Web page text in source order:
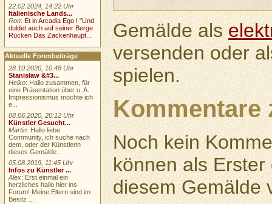
Gemälde als
versenden oder
spielen.
Kommentare
Noch kein
können als
diesem Gemälde
22.02.2024, 14:22 Uhr
Italienische Lands...
Ron:Et in Arcadia Ego ! "Und
duldet auch auf seiner Berge
Rücken Das Zackenhaupt...
Aktuelle Forenbeiträge
28.10.2020, 10:48 Uhr
Stanisław &#3...
Heiko: Hallo zusammen, für
eine Präsentation über u. A.
Impressionismus möchte ich
e...
08.06.2020, 20:12 Uhr
Künstler Gesucht...
Martin: Hallo liebe
Community, ich suche nach
dem, oder der Künstlerin
dieses Gemälde...
05.08.2019, 11:45 Uhr
Infos zu Künstler ...
Alex: Erst einmal ein
herzliches hallo hier ins
Forum! Meine Eltern sind im
Besitz ...